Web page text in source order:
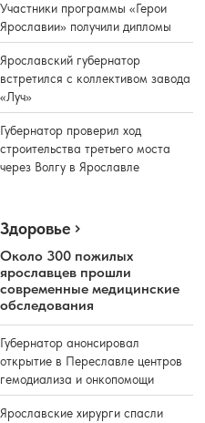
Участники программы «Герои
Ярославии» получили дипломы
Ярославский губернатор
встретился с коллективом завода
«Луч»
Губернатор проверил ход
строительства третьего моста
через Волгу в Ярославле
Здоровье
Около 300 пожилых
ярославцев прошли
современные медицинские
обследования
Губернатор анонсировал
открытие в Переславле центров
гемодиализа и онкопомощи
Ярославские хирурги спасли